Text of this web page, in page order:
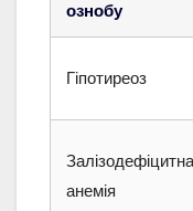
ознобу
Гіпотиреоз
Залізодефіцитна
анемія